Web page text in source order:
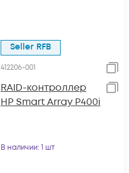
Seller RFB
412206-001
RAID-контроллер
HP Smart Array P400i
В наличии: 1 шт